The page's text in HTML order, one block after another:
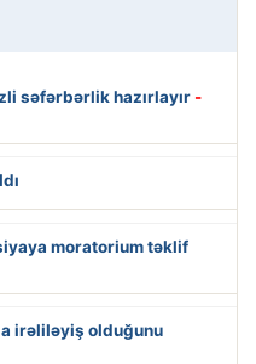
səfərbərlik hazırlayır -
moratorium təklif
irəliləyiş olduğunu